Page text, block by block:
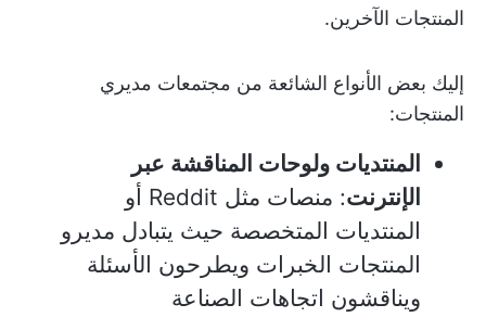
المنتجات الآخرين.
إليك بعض الأنواع الشائعة من مجتمعات مديري
المنتجات:
المنتديات ولوحات المناقشة عبر
الإنترنت
: منصات مثل Reddit أو
المنتديات المتخصصة حيث يتبادل مديرو
المنتجات الخبرات ويطرحون الأسئلة
ويناقشون اتجاهات الصناعة